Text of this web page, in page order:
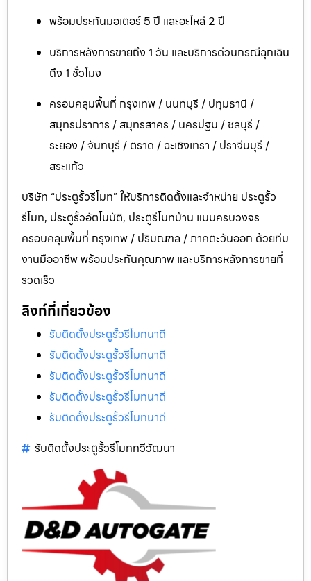
พร้อมประกันมอเตอร์ 5 ปี และอะไหล่ 2 ปี
บริการหลังการขายถึง 1 วัน และบริการด่วนกรณีฉุกเฉิน
ถึง 1 ชั่วโมง
ครอบคลุมพื้นที่ กรุงเทพ / นนทบุรี / ปทุมธานี /
สมุทรปราการ / สมุทรสาคร / นครปฐม / ชลบุรี /
ระยอง / จันทบุรี / ตราด / ฉะเชิงเทรา / ปราจีนบุรี /
สระแก้ว
บริษัท “ประตูรั้วรีโมท” ให้บริการติดตั้งและจำหน่าย ประตูรั้ว
รีโมท, ประตูรั้วอัตโนมัติ, ประตูรีโมทบ้าน แบบครบวงจร
ครอบคลุมพื้นที่ กรุงเทพ / ปริมณฑล / ภาคตะวันออก ด้วยทีม
งานมืออาชีพ พร้อมประกันคุณภาพ และบริการหลังการขายที่
รวดเร็ว
ลิงก์ที่เกี่ยวข้อง
รับติดตั้งประตูรั้วรีโมทนาดี
รับติดตั้งประตูรั้วรีโมทนาดี
รับติดตั้งประตูรั้วรีโมทนาดี
รับติดตั้งประตูรั้วรีโมทนาดี
รับติดตั้งประตูรั้วรีโมทนาดี
รับติดตั้งประตูรั้วรีโมททวีวัฒนา